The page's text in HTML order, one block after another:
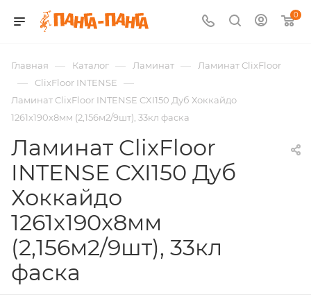
0
Главная — Каталог — Ламинат — Ламинат ClixFloor
— ClixFloor INTENSE —
Ламинат ClixFloor INTENSE CXI150 Дуб Хоккайдо
1261x190x8мм (2,156м2/9шт), 33кл фаска
Ламинат ClixFloor
INTENSE CXI150 Дуб
Хоккайдо
1261x190x8мм
(2,156м2/9шт), 33кл
фаска